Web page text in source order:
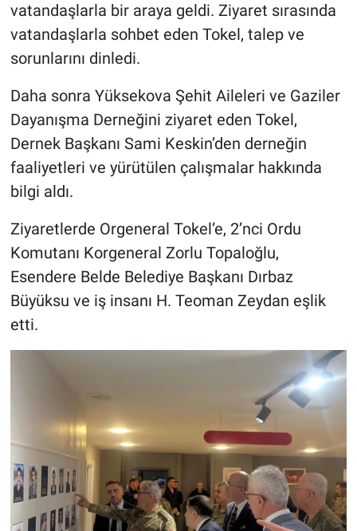
vatandaşlarla bir araya geldi. Ziyaret sırasında
vatandaşlarla sohbet eden Tokel, talep ve
sorunlarını dinledi.
Daha sonra Yüksekova Şehit Aileleri ve Gaziler
Dayanışma Derneğini ziyaret eden Tokel,
Dernek Başkanı Sami Keskin’den derneğin
faaliyetleri ve yürütülen çalışmalar hakkında
bilgi aldı.
Ziyaretlerde Orgeneral Tokel’e, 2’nci Ordu
Komutanı Korgeneral Zorlu Topaloğlu,
Esendere Belde Belediye Başkanı Dırbaz
Büyüksu ve iş insanı H. Teoman Zeydan eşlik
etti.